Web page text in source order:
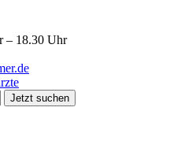
– 18.30 Uhr